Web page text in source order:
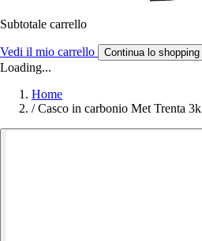
Subtotale carrello
Vedi il mio carrello Continua lo shopping
Loading...
Home
/ Casco in carbonio Met Trenta 3k